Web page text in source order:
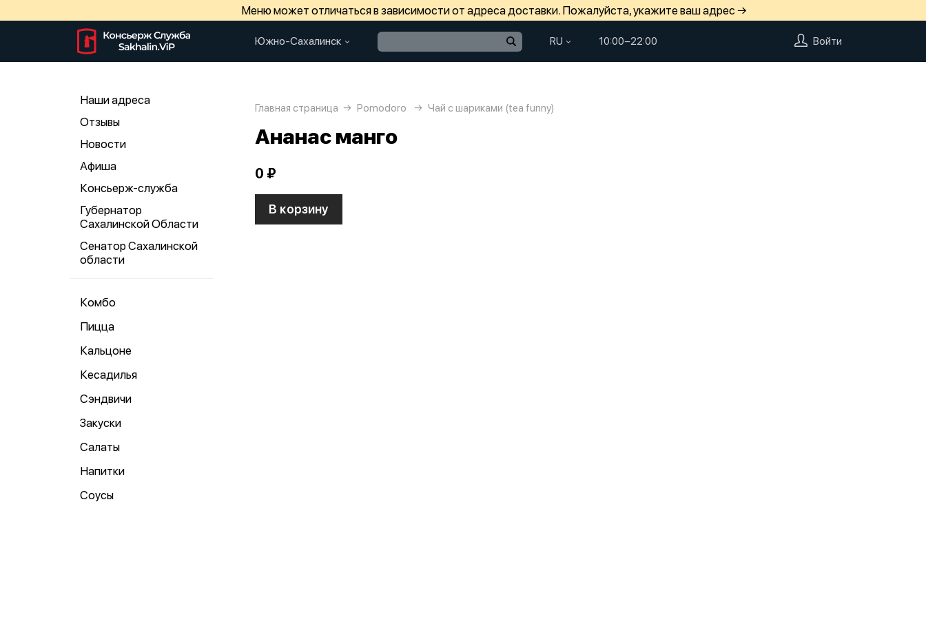
Меню может отличаться в зависимости от адреса доставки. Пожалуйста, укажите ваш адрес →
Южно-Сахалинск RU 10:00−22:00 Войти
Наши адреса
Отзывы
Новости
Афиша
Консьерж-служба
Губернатор
Сахалинской Области
Сенатор Сахалинской
области
Комбо
Пицца
Кальцоне
Кесадилья
Сэндвичи
Закуски
Салаты
Напитки
Соусы
Главная страница Pomodoro Чай с шариками (tea funny)
Ананас манго
0 ₽
В корзину